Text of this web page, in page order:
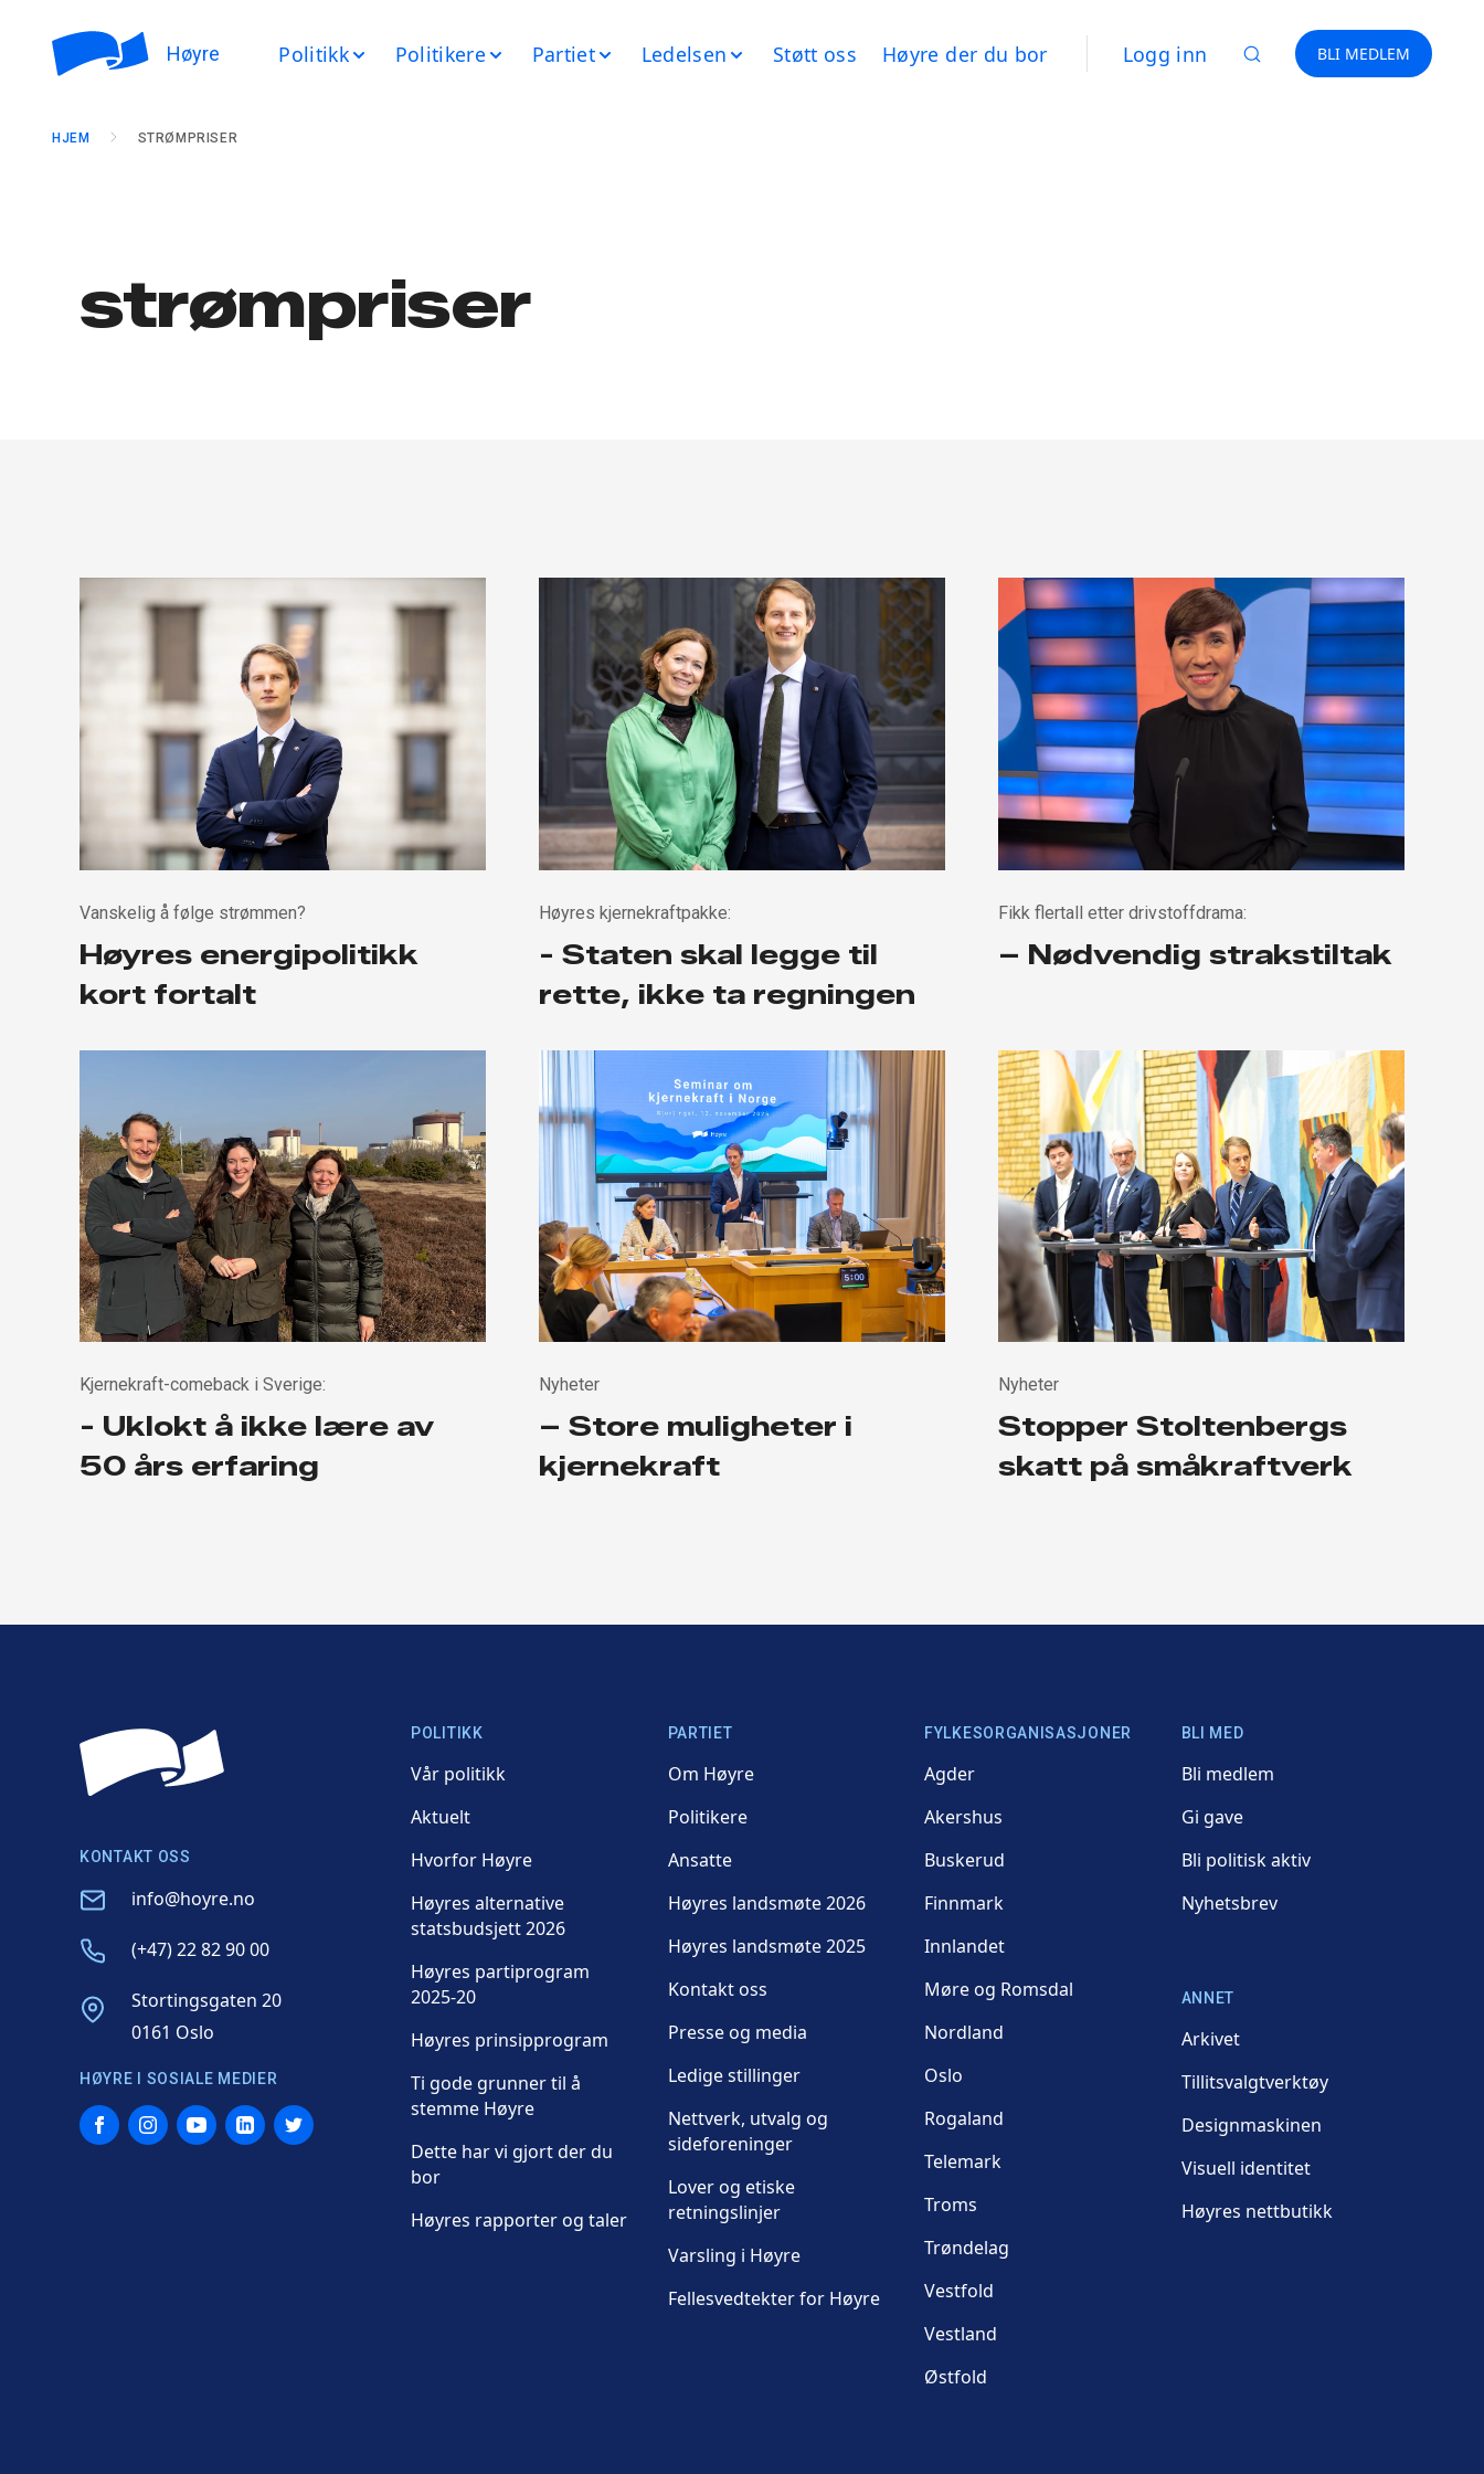
Høyre Politikk Politikere Partiet Ledelsen Støtt oss Høyre der du bor Logg inn BLI MEDLEM
HJEM STRØMPRISER
strømpriser
Vanskelig å følge strømmen?
Høyres energipolitikk
kort fortalt
Høyres kjernekraftpakke:
- Staten skal legge til
rette, ikke ta regningen
Fikk flertall etter drivstoffdrama:
– Nødvendig strakstiltak
Kjernekraft-comeback i Sverige:
- Uklokt å ikke lære av
50 års erfaring
Nyheter
– Store muligheter i
kjernekraft
Nyheter
Stopper Stoltenbergs
skatt på småkraftverk
KONTAKT OSS
Email info@hoyre.no
Phone(+47) 22 82 90 00
AddressStortingsgaten 20
0161 Oslo
HØYRE I SOSIALE MEDIER
FacebookInstagramYouTubeLinkedInTwitter
POLITIKK
Vår politikk
Aktuelt
Hvorfor Høyre
Høyres alternative
statsbudsjett 2026
Høyres partiprogram
2025-20
Høyres prinsipprogram
Ti gode grunner til å
stemme Høyre
Dette har vi gjort der du
bor
Høyres rapporter og taler
PARTIET
Om Høyre
Politikere
Ansatte
Høyres landsmøte 2026
Høyres landsmøte 2025
Kontakt oss
Presse og media
Ledige stillinger
Nettverk, utvalg og
sideforeninger
Lover og etiske
retningslinjer
Varsling i Høyre
Fellesvedtekter for Høyre
FYLKESORGANISASJONER
Agder
Akershus
Buskerud
Finnmark
Innlandet
Møre og Romsdal
Nordland
Oslo
Rogaland
Telemark
Troms
Trøndelag
Vestfold
Vestland
Østfold
BLI MED
Bli medlem
Gi gave
Bli politisk aktiv
Nyhetsbrev
ANNET
Arkivet
Tillitsvalgtverktøy
Designmaskinen
Visuell identitet
Høyres nettbutikk